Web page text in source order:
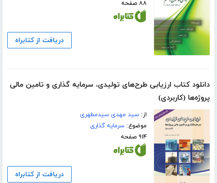
۸۸ صفحه
دریافت از کتابراه
دانلود کتاب ارزیابی طرح‌های تولیدی، سرمایه گذاری و تامین مالی
پروژه‌ها (کاربردی)
از:سید مهدی سیدمطهری
موضوع:سرمایه گذاری
۹۱۴ صفحه
دریافت از کتابراه